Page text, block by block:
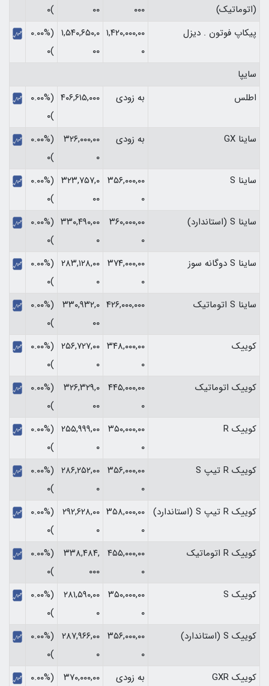
(اتوماتیک) ۰۰۰ ۰۰
)۰
پیکاپ فوتون . دیزل
۱,۴۲۰,۰۰۰,۰۰
۰
۱,۵۴۰,۶۵۰,۰
۰۰
(۰.۰۰%
)۰
سایپا
اطلس
به زودی ۴۰۶,۶۱۵,۰۰۰
(۰.۰۰%
)۰
ساینا GX
به زودی
۳۲۶,۰۰۰,۰۰
۰
(۰.۰۰%
)۰
ساینا S
۳۵۶,۰۰۰,۰۰
۰
۳۲۳,۷۵۷,۰
۰۰
(۰.۰۰%
)۰
ساینا S (استاندارد)
۳۶۰,۰۰۰,۰۰
۰
۳۳۰,۴۹۰,۰۰
۰
(۰.۰۰%
)۰
ساینا S دوگانه سوز
۳۷۴,۰۰۰,۰۰
۰
۲۸۳,۱۲۸,۰۰
۰
(۰.۰۰%
)۰
ساینا S اتوماتیک
۴۲۶,۰۰۰,۰۰۰ ۳۳۰,۹۳۲,۰
۰۰
(۰.۰۰%
)۰
کوییک
۳۴۸,۰۰۰,۰۰
۰
۲۵۶,۷۲۷,۰۰
۰
(۰.۰۰%
)۰
کوییک اتوماتیک
۴۴۵,۰۰۰,۰۰
۰
۳۲۶,۳۲۹,۰
۰۰
(۰.۰۰%
)۰
کوییک R
۳۵۰,۰۰۰,۰۰
۰
۲۵۵,۹۹۹,۰۰
۰
(۰.۰۰%
)۰
کوییک R تیپ S
۳۵۶,۰۰۰,۰۰
۰
۲۸۶,۲۵۲,۰۰
۰
(۰.۰۰%
)۰
کوییک R تیپ S (استاندارد)
۳۵۸,۰۰۰,۰۰
۰
۲۹۲,۶۲۸,۰۰
۰
(۰.۰۰%
)۰
کوییک R اتوماتیک
۴۵۵,۰۰۰,۰۰
۰
۳۳۸,۴۸۴,
۰۰۰
(۰.۰۰%
)۰
کوییک S
۳۵۰,۰۰۰,۰۰
۰
۲۸۱,۵۹۰,۰۰
۰
(۰.۰۰%
)۰
کوییک S (استاندارد)
۳۵۶,۰۰۰,۰۰
۰
۲۸۷,۹۶۶,۰۰
۰
(۰.۰۰%
)۰
کوییک GXR
به زودی
۳۷۰,۰۰۰,۰۰
(۰.۰۰%